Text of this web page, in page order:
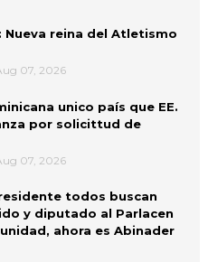
Nueva reina del Atletismo
07, 2026
unico país que EE.
por solicittud de
07, 2026
todos buscan
y diputado al Parlacen
ahora es Abinader